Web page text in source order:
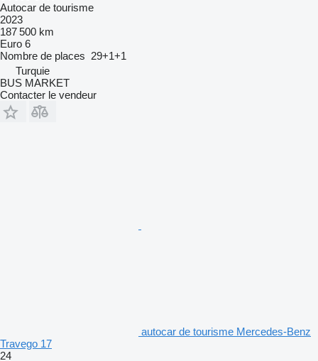
Autocar de tourisme
2023
187 500 km
Euro 6
Nombre de places 29+1+1
Turquie
BUS MARKET
Contacter le vendeur
autocar de tourisme Mercedes-Benz
Travego 17
24